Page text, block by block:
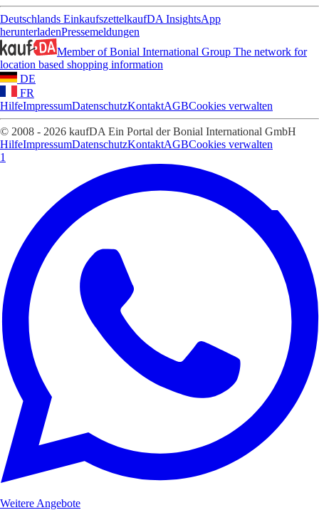
Deutschlands EinkaufszettelkaufDA InsightsApp
herunterladenPressemeldungen
Member of Bonial International Group The network for
location based shopping information
DE
FR
HilfeImpressumDatenschutzKontaktAGBCookies verwalten
© 2008 - 2026 kaufDA Ein Portal der Bonial International GmbH
HilfeImpressumDatenschutzKontaktAGBCookies verwalten
1
Weitere Angebote